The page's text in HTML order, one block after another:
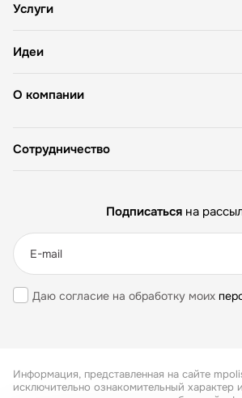
О компании
Услуги
Идеи
Сотрудничество
Подписаться на
Даю согласие на обработку моих
Информация, представленная на сайте
исключительно ознакомительный характер